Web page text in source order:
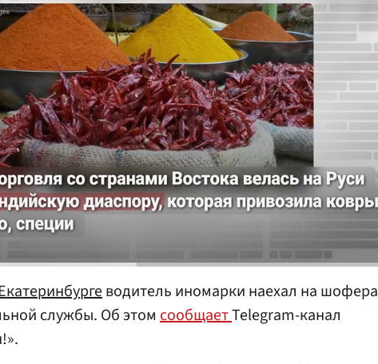
водитель иномарки наехал на шофера
службы. Об этом сообщаетTelegram-канал